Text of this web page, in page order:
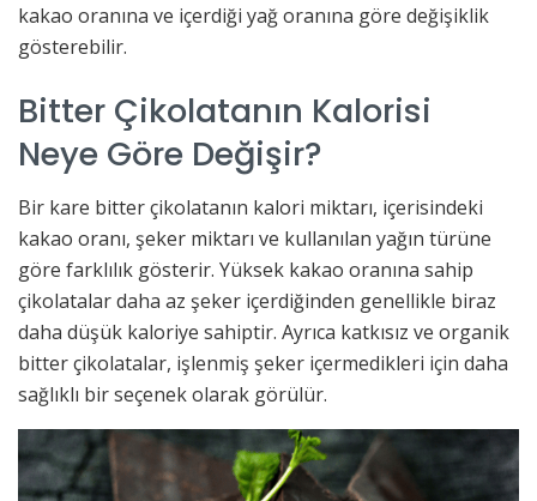
kakao oranına ve içerdiği yağ oranına göre değişiklik
gösterebilir.
Bitter Çikolatanın Kalorisi
Neye Göre Değişir?
Bir kare bitter çikolatanın kalori miktarı, içerisindeki
kakao oranı, şeker miktarı ve kullanılan yağın türüne
göre farklılık gösterir. Yüksek kakao oranına sahip
çikolatalar daha az şeker içerdiğinden genellikle biraz
daha düşük kaloriye sahiptir. Ayrıca katkısız ve organik
bitter çikolatalar, işlenmiş şeker içermedikleri için daha
sağlıklı bir seçenek olarak görülür.